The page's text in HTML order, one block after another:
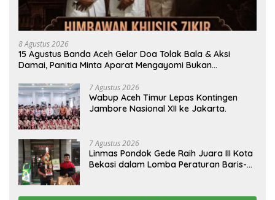
8 Agustus 2026
15 Agustus Banda Aceh Gelar Doa Tolak Bala & Aksi
Damai, Panitia Minta Aparat Mengayomi Bukan
7 Agustus 2026
Wabup Aceh Timur Lepas Kontingen
Jambore Nasional XII ke Jakarta.
7 Agustus 2026
Linmas Pondok Gede Raih Juara III Kota
Bekasi dalam Lomba Peraturan Baris-